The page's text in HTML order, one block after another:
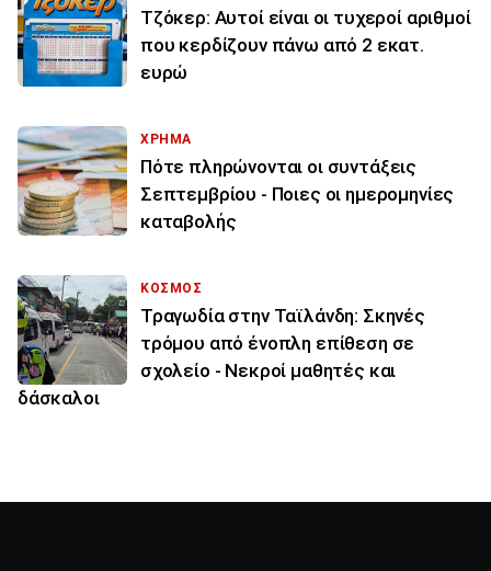
Τζόκερ: Αυτοί είναι οι τυχεροί αριθμοί
που κερδίζουν πάνω από 2 εκατ.
ευρώ
ΧΡΗΜΑ
Πότε πληρώνονται οι συντάξεις
Σεπτεμβρίου - Ποιες οι ημερομηνίες
καταβολής
ΚΟΣΜΟΣ
Τραγωδία στην Ταϊλάνδη: Σκηνές
τρόμου από ένοπλη επίθεση σε
σχολείο - Νεκροί μαθητές και
δάσκαλοι